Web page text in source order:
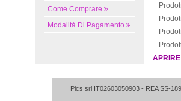
Come Comprare
Modalità Di Pagamento
Pics srl IT02603050903 - REA SS-